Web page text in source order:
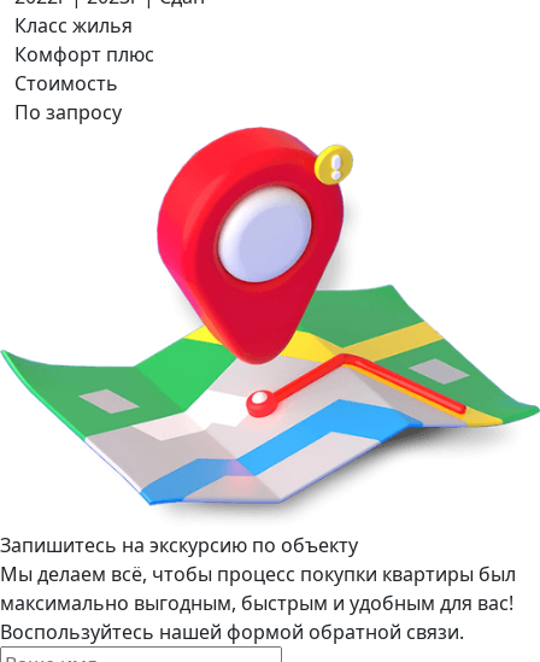
Класс жилья
Комфорт плюс
Стоимость
По запросу
Запишитесь на экскурсию по объекту
Мы делаем всё, чтобы процесс покупки квартиры был
максимально выгодным, быстрым и удобным для вас!
Воспользуйтесь нашей формой обратной связи.